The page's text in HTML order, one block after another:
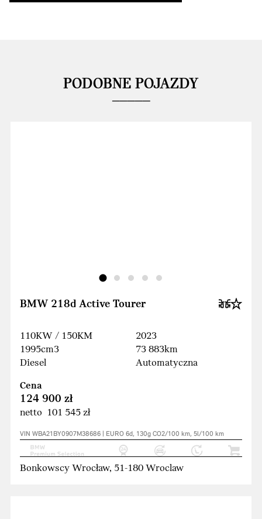
PODOBNE POJAZDY
BMW 218d Active Tourer
110KW / 150KM
1995cm3
Diesel
2023
73 883km
Automatyczna
Cena
124 900 zł
netto 101 545 zł
VIN WBA21BY0907M38686 | EURO 6d, 130g CO2/100 km, 5l/100 km
Bonkowscy Wrocław, 51-180 Wroclaw